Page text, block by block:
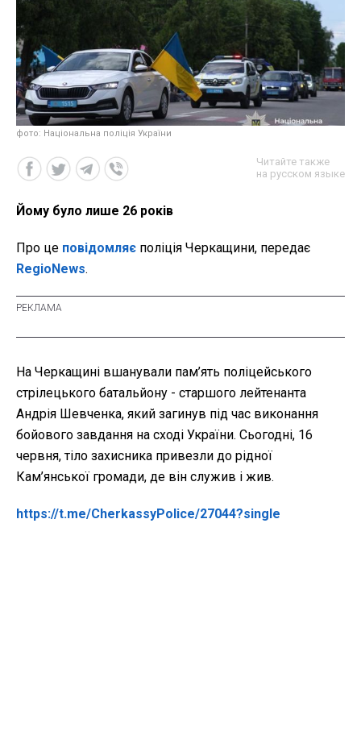
фото: Національна поліція України
Читайте также
на русском языке
Йому було лише 26 років
Про це повідомляє поліція Черкащини, передає
RegioNews.
На Черкащині вшанували пам’ять поліцейського
стрілецького батальйону - старшого лейтенанта
Андрія Шевченка, який загинув під час виконання
бойового завдання на сході України. Сьогодні, 16
червня, тіло захисника привезли до рідної
Кам’янської громади, де він служив і жив.
https://t.me/CherkassyPolice/27044?single